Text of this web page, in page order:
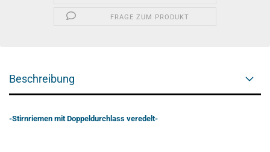
FRAGE ZUM PRODUKT
Beschreibung
-Stirnriemen mit Doppeldurchlass veredelt-